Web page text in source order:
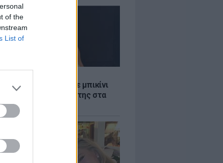
of the
List of
Στεφανίδου φόρεσε μπικίνι
με το κορμί της στα
νερά του Ιονίου